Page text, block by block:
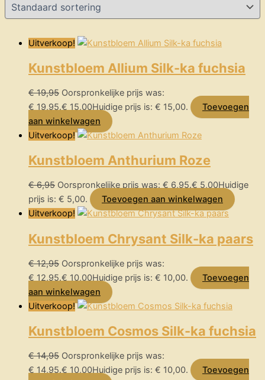
Uitverkoop!
Kunstbloem Allium Silk-ka fuchsia
€19,95 Oorspronkelijke prijs was:
€ 19,95.€ 15,00Huidige prijs is: € 15,00.
Toevoegen
aan winkelwagen
Uitverkoop!
Kunstbloem Anthurium Roze
€6,95 Oorspronkelijke prijs was: € 6,95.€ 5,00Huidige
prijs is: € 5,00.
Toevoegen aan winkelwagen
Uitverkoop!
Kunstbloem Chrysant Silk-ka paars
€12,95 Oorspronkelijke prijs was:
€ 12,95.€ 10,00Huidige prijs is: € 10,00.
Toevoegen
aan winkelwagen
Uitverkoop!
Kunstbloem Cosmos Silk-ka fuchsia
€14,95 Oorspronkelijke prijs was:
€ 14,95.€ 10,00Huidige prijs is: € 10,00.
Toevoegen